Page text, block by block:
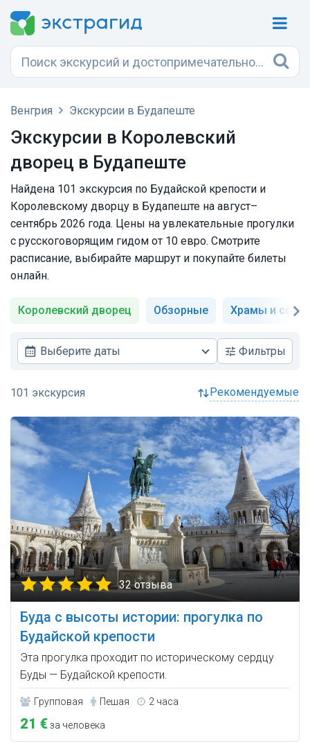
Венгрия Экскурсии в Будапеште
Экскурсии в Королевский
дворец в Будапеште
Найдена 101 экскурсия по Будайской крепости и
Королевскому дворцу в Будапеште на август–
сентябрь 2026 года. Цены на увлекательные прогулки
с русскоговорящим гидом от 10 евро. Смотрите
расписание, выбирайте маршрут и покупайте билеты
онлайн.
Королевский дворец Обзорные Храмы и
Выберите даты Фильтры
рекомендуемые
32 отзыва
Буда с высоты истории: прогулка по
Будайской крепости
Эта прогулка проходит по историческому сердцу
Буды — Будайской крепости.
Групповая Пешая 2 часа
21 €за человека